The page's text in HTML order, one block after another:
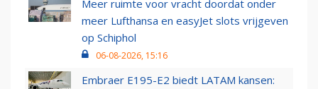
Meer ruimte voor vracht doordat onder
meer Lufthansa en easyJet slots vrijgeven
op Schiphol
06-08-2026, 15:16
Embraer E195-E2 biedt LATAM kansen: